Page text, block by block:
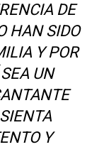
DE
HAN SIDO
Y POR
UN
Y